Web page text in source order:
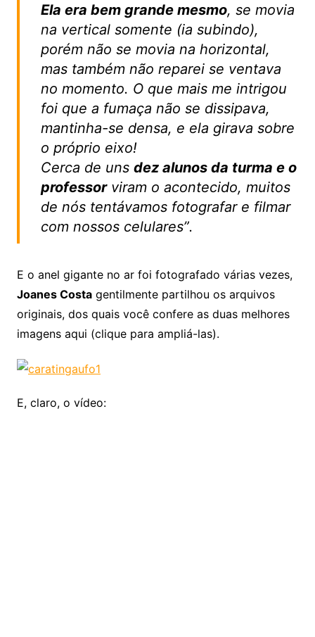
Ela era bem grande mesmo, se movia
na vertical somente (ia subindo),
porém não se movia na horizontal,
mas também não reparei se ventava
no momento. O que mais me intrigou
foi que a fumaça não se dissipava,
mantinha-se densa, e ela girava sobre
o próprio eixo!
Cerca de uns dez alunos da turma e o
professorviram o acontecido, muitos
de nós tentávamos fotografar e filmar
com nossos celulares”.
E o anel gigante no ar foi fotografado várias vezes,
Joanes Costagentilmente partilhou os arquivos
originais, dos quais você confere as duas melhores
imagens aqui (clique para ampliá-las).
E, claro, o vídeo: